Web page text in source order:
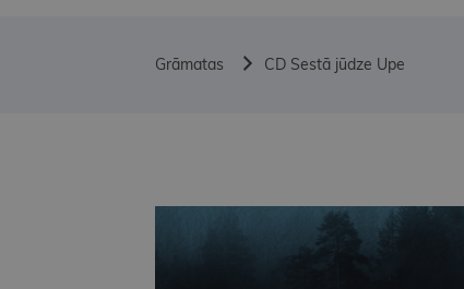
Grāmatas CD Sestā jūdze Upe